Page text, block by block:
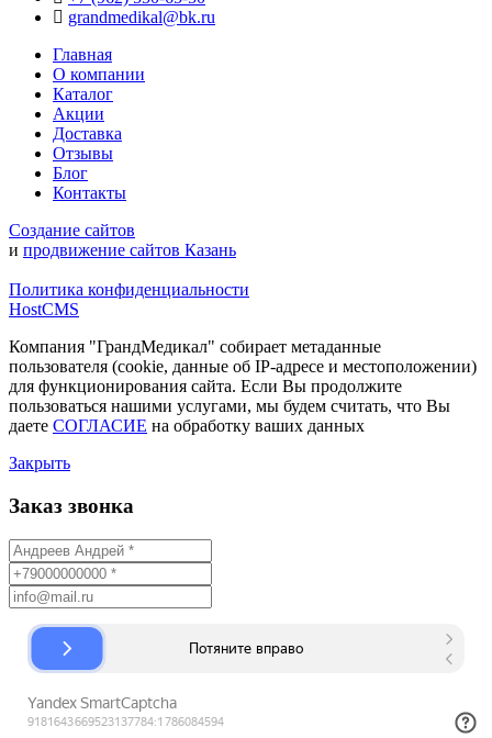
grandmedikal@bk.ru
Главная
О компании
Каталог
Акции
Доставка
Отзывы
Блог
Контакты
Создание сайтов
и продвижение сайтов Казань
Политика конфиденциальности
HostCMS
Компания "ГрандМедикал" собирает метаданные
пользователя (cookie, данные об IP-адресе и местоположении)
для функционирования сайта. Если Вы продолжите
пользоваться нашими услугами, мы будем считать, что Вы
даете СОГЛАСИЕ на обработку ваших данных
Закрыть
Заказ звонка